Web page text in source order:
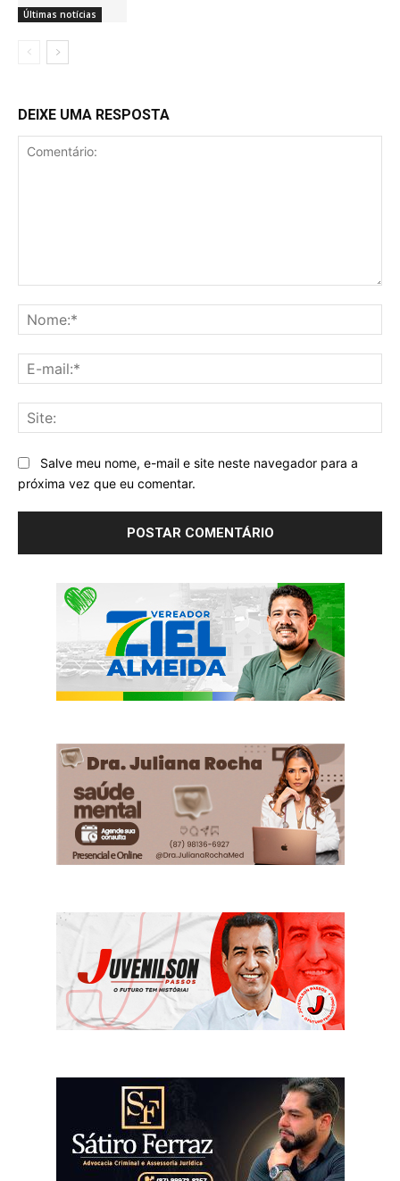
Últimas notícias
DEIXE UMA RESPOSTA
Salve meu nome, e-mail e site neste navegador para a
próxima vez que eu comentar.